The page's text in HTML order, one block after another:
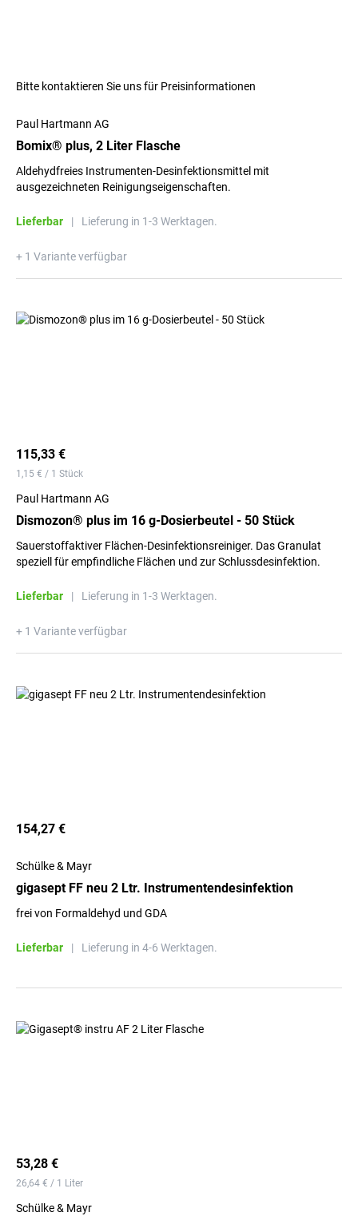
Bitte kontaktieren Sie uns für Preisinformationen
Paul Hartmann AG
Bomix® plus, 2 Liter Flasche
Aldehydfreies Instrumenten-Desinfektionsmittel mit
ausgezeichneten Reinigungseigenschaften.
Lieferbar | Lieferung in 1-3 Werktagen.
+ 1 Variante verfügbar
115,33 €
1,15 € / 1 Stück
Paul Hartmann AG
Dismozon® plus im 16 g-Dosierbeutel - 50 Stück
Sauerstoffaktiver Flächen-Desinfektionsreiniger. Das Granulat
speziell für empfindliche Flächen und zur Schlussdesinfektion.
Lieferbar | Lieferung in 1-3 Werktagen.
+ 1 Variante verfügbar
154,27 €
Schülke & Mayr
gigasept FF neu 2 Ltr. Instrumentendesinfektion
frei von Formaldehyd und GDA
Lieferbar | Lieferung in 4-6 Werktagen.
53,28 €
26,64 € / 1 Liter
Schülke & Mayr